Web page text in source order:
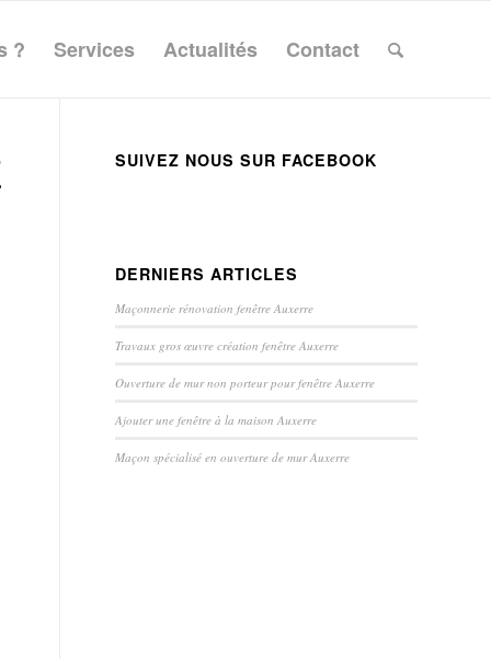
? Services Actualités Contact
SUIVEZ NOUS SUR FACEBOOK
DERNIERS ARTICLES
Maçonnerie rénovation fenêtre Auxerre
Travaux gros œuvre création fenêtre Auxerre
Ouverture de mur non porteur pour fenêtre Auxerre
Ajouter une fenêtre à la maison Auxerre
Maçon spécialisé en ouverture de mur Auxerre